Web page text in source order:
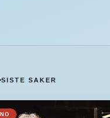
SISTE SAKER
NO